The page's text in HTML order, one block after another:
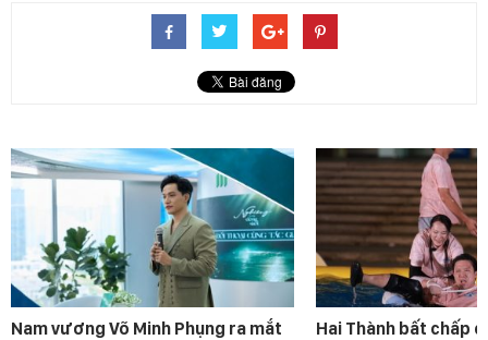
Nam vương Võ Minh Phụng ra mắt
Hai Thành bất chấp